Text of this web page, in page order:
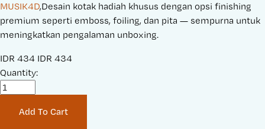
MUSIK4D,Desain kotak hadiah khusus dengan opsi finishing
premium seperti emboss, foiling, dan pita — sempurna untuk
meningkatkan pengalaman unboxing.
S
a
IDR 434 O
r
IDR 434
Quantity:
Add To Cart